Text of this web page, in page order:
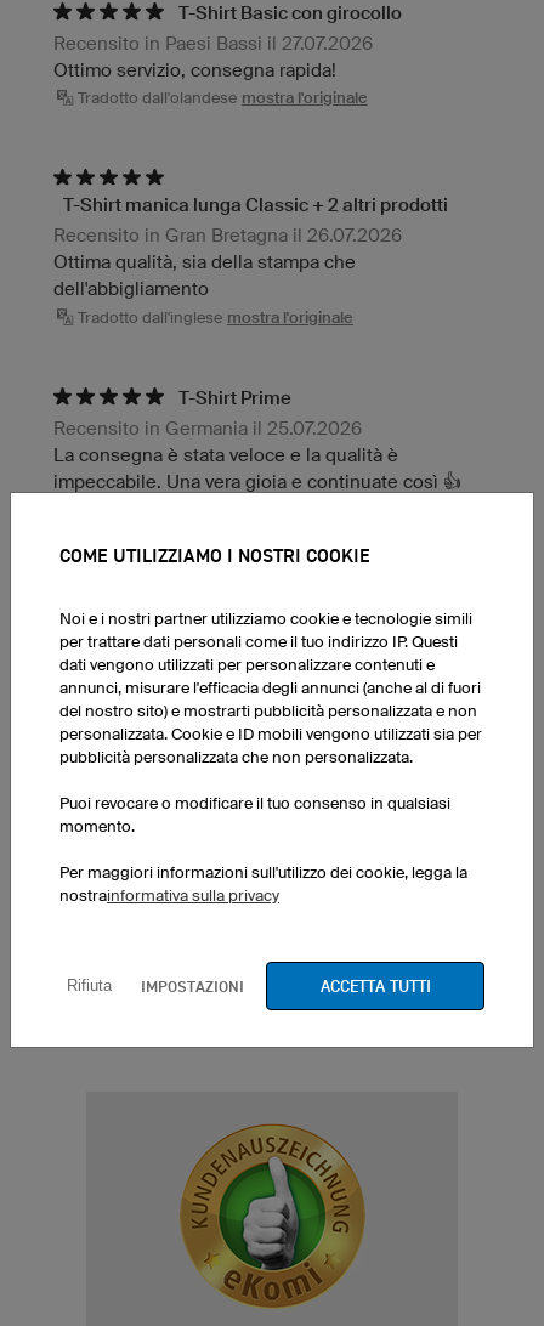
T-Shirt Basic con girocollo
Recensito in Paesi Bassi il 27.07.2026
Ottimo servizio, consegna rapida!
Tradotto dall'olandese mostra l'originale
T-Shirt manica lunga Classic + 2 altri prodotti
Recensito in Gran Bretagna il 26.07.2026
Ottima qualità, sia della stampa che
dell'abbigliamento
Tradotto dall'inglese mostra l'originale
T-Shirt Prime
Recensito in Germania il 25.07.2026
La consegna è stata veloce e la qualità è
impeccabile. Una vera gioia e continuate così 👍
T-Shirt Classic con collo a V Donna, T-Shirt Prime
Recensito in Svizzera il 25.07.2026
Programma di progettazione molto semplice.
Costante trasparenza riguardo al prezzo. Contatto
molto piacevole per la conferma dell'ordine e
bellissima proposta per migliorare il design
davvero convincente e di qualità impeccabile!
Super comodo da indossare!
Risposta di owayo:
Konnte nicht automatisch beschrieben werden
COME UTILIZZIAMO I NOSTRI COOKIE
Noi e i nostri partner utilizziamo cookie e tecnologie simili
per trattare dati personali come il tuo indirizzo IP. Questi
dati vengono utilizzati per personalizzare contenuti e
annunci, misurare l'efficacia degli annunci (anche al di fuori
del nostro sito) e mostrarti pubblicità personalizzata e non
personalizzata. Cookie e ID mobili vengono utilizzati sia per
pubblicità personalizzata che non personalizzata.
Puoi revocare o modificare il tuo consenso in qualsiasi
momento.
Per maggiori informazioni sull'utilizzo dei cookie, legga la
nostrainformativa sulla privacy
Rifiuta IMPOSTAZIONI ACCETTA TUTTI